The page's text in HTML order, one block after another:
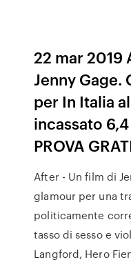
22 mar 2019
Jenny Gage.
per In Italia
incassato
PROVA
After - Un film di
glamour per una
politicamente
tasso di sesso e
Langford, Hero